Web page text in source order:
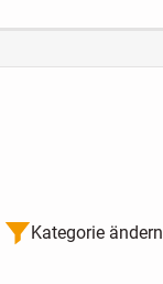
Kategorie ändern